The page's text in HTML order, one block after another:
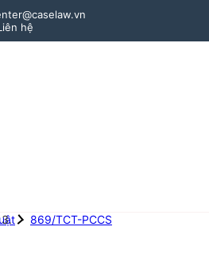
hệ
869/TCT-PCCS